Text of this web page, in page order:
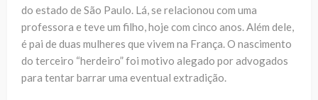
do estado de São Paulo. Lá, se relacionou com uma
professora e teve um filho, hoje com cinco anos. Além dele,
é pai de duas mulheres que vivem na França. O nascimento
do terceiro “herdeiro” foi motivo alegado por advogados
para tentar barrar uma eventual extradição.